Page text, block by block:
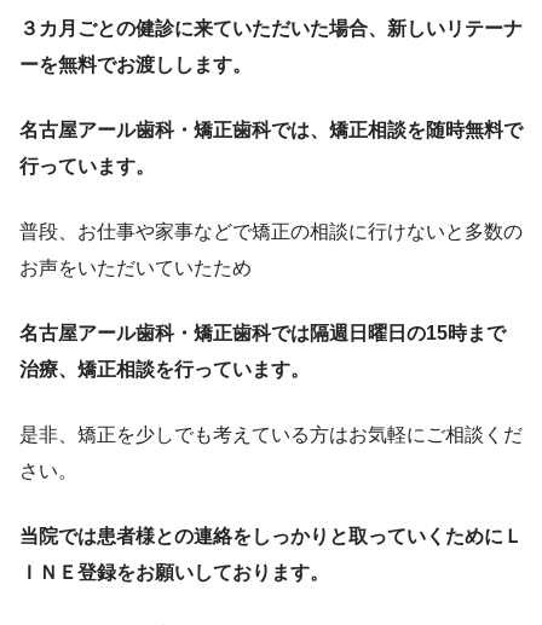
３カ月ごとの健診に来ていただいた場合、新しいリテーナ
ーを無料でお渡しします。
名古屋アール歯科・矯正歯科では、矯正相談を随時無料で
行っています。
普段、お仕事や家事などで矯正の相談に行けないと多数の
お声をいただいていたため
名古屋アール歯科・矯正歯科では隔週日曜日の15時まで
治療、矯正相談を行っています。
是非、矯正を少しでも考えている方はお気軽にご相談くだ
さい。
当院では患者様との連絡をしっかりと取っていくためにＬ
ＩＮＥ登録をお願いしております。